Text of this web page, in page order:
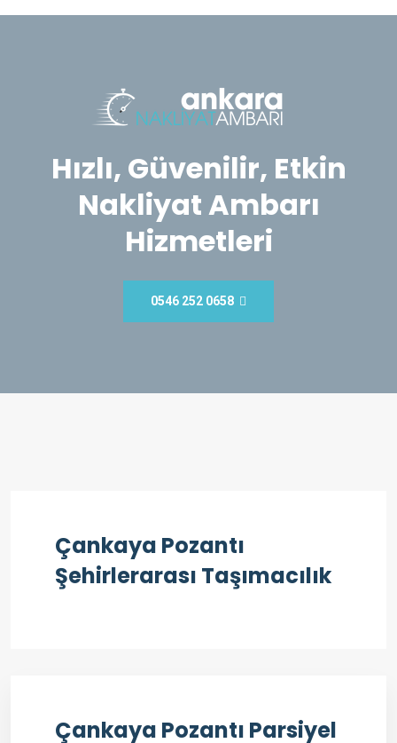
Hızlı, Güvenilir, Etkin
Nakliyat Ambarı
Hizmetleri
0546 252 0658
Çankaya Pozantı
Şehirlerarası Taşımacılık
Çankaya Pozantı Parsiyel